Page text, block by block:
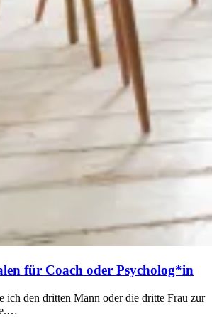
für Coach oder Psycholog*in
ich den dritten Mann oder die dritte Frau zur